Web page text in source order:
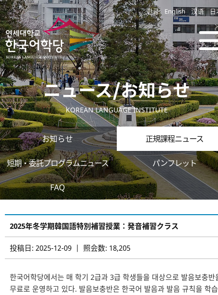
한글 English 汉语 日
ニュース/お知らせ
KOREAN LANGUAGE INSTITUTE
お知らせ 正規課程ニュース
短期・委託プログラムニュース パンフレット
FAQ
2025年冬学期韓国語特別補習授業：発音補習クラス
投稿日: 2025-12-09 | 照会数: 18,205
한국어학당에서는 매 학기 2급과 3급 학생들을 대상으로 발음보충반
무료로 운영하고 있다. 발음보충반은 한국어 발음과 발음 규칙을 학습